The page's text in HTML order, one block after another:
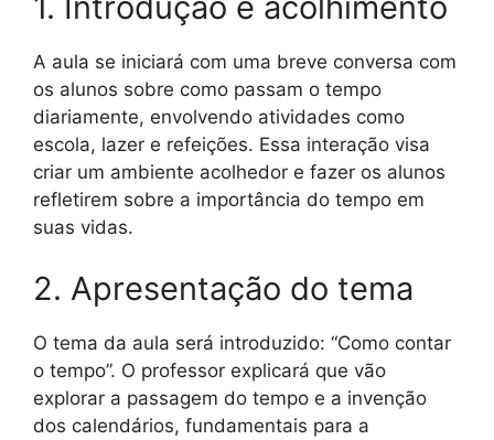
A aula se iniciará com uma breve conversa com
os alunos sobre como passam o tempo
diariamente, envolvendo atividades como
escola, lazer e refeições. Essa interação visa
criar um ambiente acolhedor e fazer os alunos
refletirem sobre a importância do tempo em
suas vidas.
2. Apresentação do tema
O tema da aula será introduzido: “Como contar
o tempo”. O professor explicará que vão
explorar a passagem do tempo e a invenção
dos calendários, fundamentais para a